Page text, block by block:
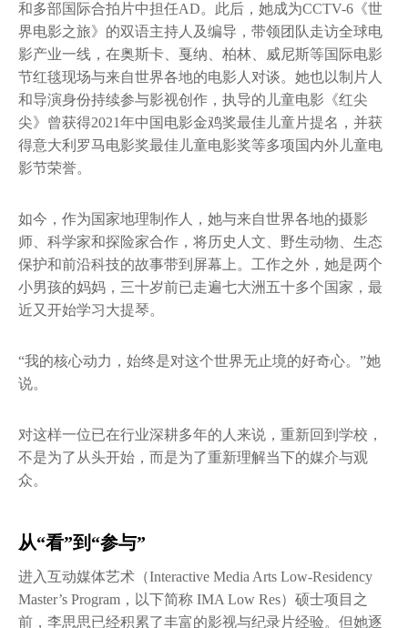
和多部国际合拍片中担任AD。此后，她成为CCTV-6《世
界电影之旅》的双语主持人及编导，带领团队走访全球电
影产业一线，在奥斯卡、戛纳、柏林、威尼斯等国际电影
节红毯现场与来自世界各地的电影人对谈。她也以制片人
和导演身份持续参与影视创作，执导的儿童电影《红尖
尖》曾获得2021年中国电影金鸡奖最佳儿童片提名，并获
得意大利罗马电影奖最佳儿童电影奖等多项国内外儿童电
影节荣誉。
如今，作为国家地理制作人，她与来自世界各地的摄影
师、科学家和探险家合作，将历史人文、野生动物、生态
保护和前沿科技的故事带到屏幕上。工作之外，她是两个
小男孩的妈妈，三十岁前已走遍七大洲五十多个国家，最
近又开始学习大提琴。
“我的核心动力，始终是对这个世界无止境的好奇心。”她
说。
对这样一位已在行业深耕多年的人来说，重新回到学校，
不是为了从头开始，而是为了重新理解当下的媒介与观
众。
从“看”到“参与”
进入互动媒体艺术（Interactive Media Arts Low-Residency
Master’s Program，以下简称 IMA Low Res）硕士项目之
前，李思思已经积累了丰富的影视与纪录片经验。但她逐